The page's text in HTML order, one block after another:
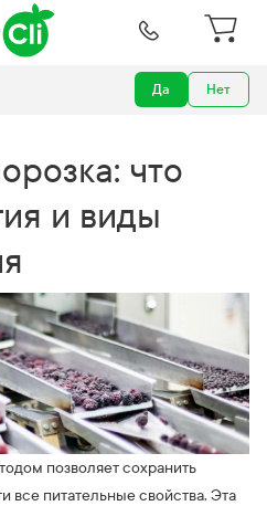
Да Нет
технология и виды оборудования
что
и виды
позволяет сохранить
все питательные свойства. Эта